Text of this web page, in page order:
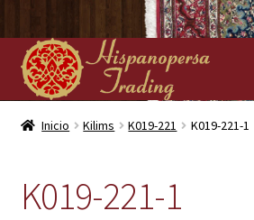
Ir
a
la
navegación
Ir
al
contenido
InicioInicio Kilims K019-221 K019-221-1
K019-221-1